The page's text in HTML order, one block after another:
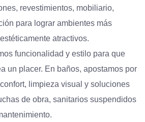
revestimientos, mobiliario,
para lograr ambientes más
atractivos.
funcionalidad y estilo para que
un placer. En baños, apostamos por
limpieza visual y soluciones
de obra, sanitarios suspendidos